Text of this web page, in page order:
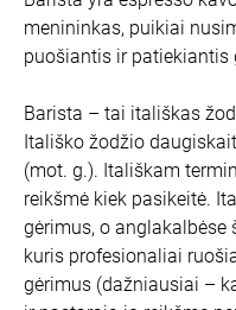
menininkas, puikiai
puošiantis ir patiekiantis
Barista – tai itališkas
Itališko žodžio
(mot. g.). Itališkam
reikšmė kiek pasikeitė.
gėrimus, o
kuris profesionaliai
gėrimus (dažniausiai –